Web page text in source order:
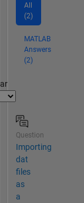
All
(2)
MATLAB
Answers
(2)
Question
Importing
dat
files
as
a